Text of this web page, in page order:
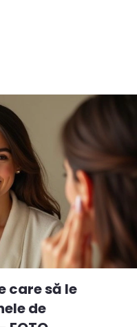
care să le
de